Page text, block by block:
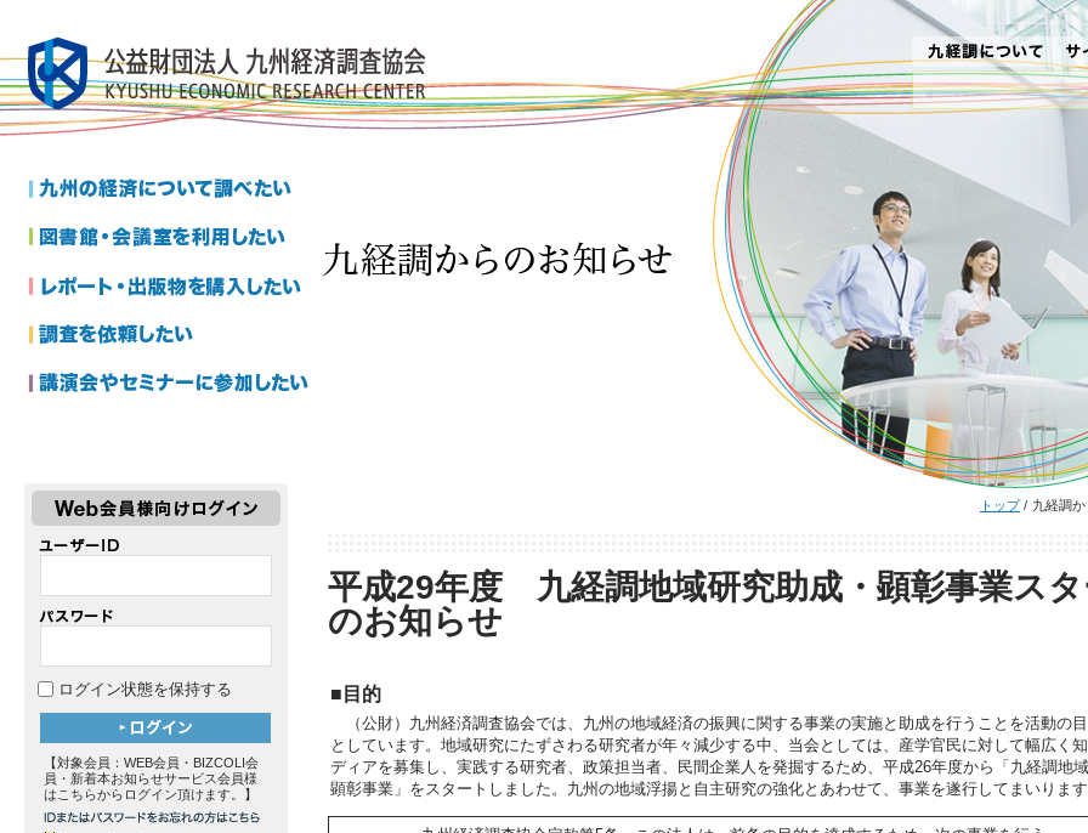
トップ/ 九経調
平成29年度 九経調地域研究助成・顕彰事業ス
のお知らせ
■目的
（公財）九州経済調査協会では、九州の地域経済の振興に関する事業の実施と助成を行うことを活動の
としています。地域研究にたずさわる研究者が年々減少する中、当会としては、産学官民に対して幅広く
ディアを募集し、実践する研究者、政策担当者、民間企業人を発掘するため、平成26年度から「九経調地
顕彰事業」をスタートしました。九州の地域浮揚と自主研究の強化とあわせて、事業を遂行してまいりま
ログイン状態を保持する
【対象会員：WEB会員・BIZCOLI会
員・新着本お知らせサービス会員様
はこちらからログイン頂けます。】